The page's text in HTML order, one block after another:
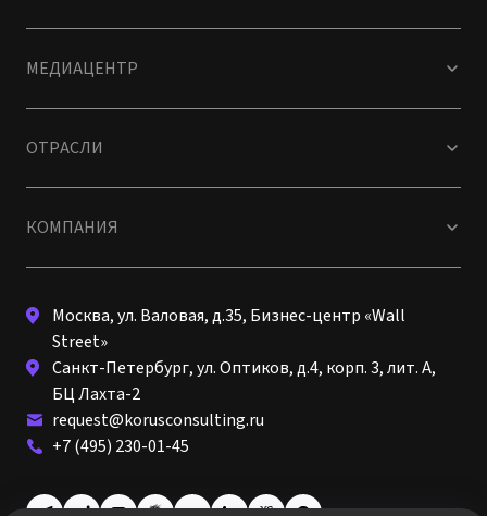
МЕДИАЦЕНТР
ОТРАСЛИ
КОМПАНИЯ
Москва, ул. Валовая, д.35, Бизнес-центр «Wall
Street»
Санкт-Петербург, ул. Оптиков, д.4, корп. 3, лит. А,
БЦ Лахта-2
request@korusconsulting.ru
+7 (495) 230-01-45